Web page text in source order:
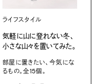
ライフスタイル
気軽に山に登れない冬、
小さな山々を置いてみた。
部屋に置きたい、今気にな
るもの。全15個。